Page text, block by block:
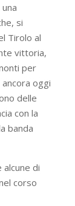
si
Tirolo al
vittoria,
per
oggi
delle
con la
banda
alcune di
corso